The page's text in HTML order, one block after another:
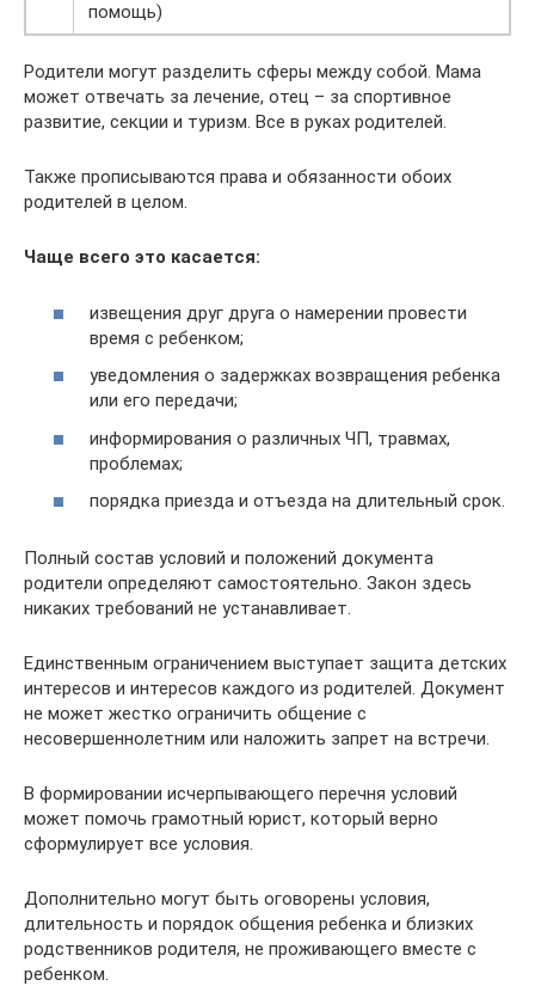
помощь)
Родители могут разделить сферы между собой. Мама
может отвечать за лечение, отец – за спортивное
развитие, секции и туризм. Все в руках родителей.
Также прописываются права и обязанности обоих
родителей в целом.
Чаще всего это касается:
извещения друг друга о намерении провести
время с ребенком;
уведомления о задержках возвращения ребенка
или его передачи;
информирования о различных ЧП, травмах,
проблемах;
порядка приезда и отъезда на длительный срок.
Полный состав условий и положений документа
родители определяют самостоятельно. Закон здесь
никаких требований не устанавливает.
Единственным ограничением выступает защита детских
интересов и интересов каждого из родителей. Документ
не может жестко ограничить общение с
несовершеннолетним или наложить запрет на встречи.
В формировании исчерпывающего перечня условий
может помочь грамотный юрист, который верно
сформулирует все условия.
Дополнительно могут быть оговорены условия,
длительность и порядок общения ребенка и близких
родственников родителя, не проживающего вместе с
ребенком.